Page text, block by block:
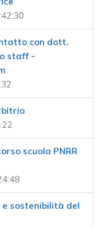
con dott.
staff -
scuola PNRR
sostenibilità del